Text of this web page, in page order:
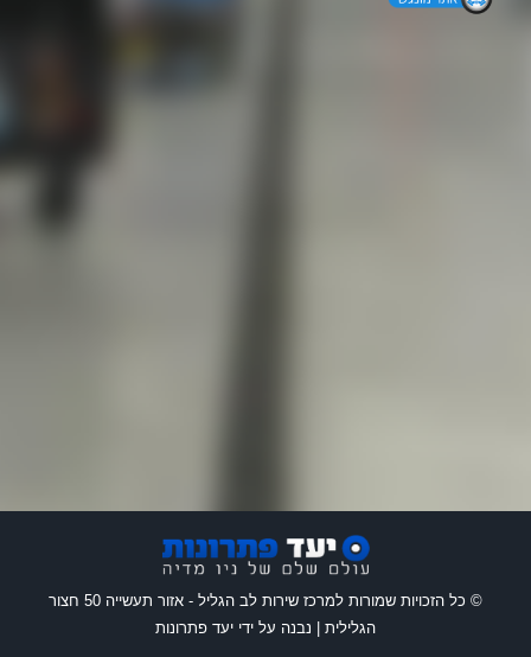
© כל הזכויות שמורות למרכז שירות לב הגליל - אזור תעשייה 50 חצור
הגלילית | נבנה על ידי יעד פתרונות